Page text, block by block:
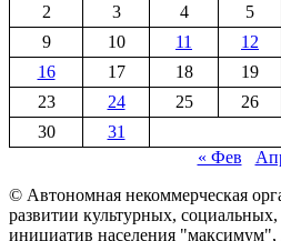
2
3 4 5
9
10 11 12
16
17 18 19
23
24 25 26
30
31
« Фев
© Автономная некоммерческая
развитии культурных, социальных,
инициатив населения "максимум",